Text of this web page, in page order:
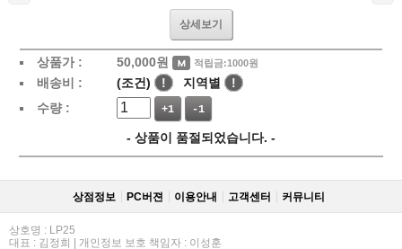
상세보기
상품가 : 50,000원 적립금:1000원
배송비 : (조건) ! 지역별
!
수량 :
+1 -1
- 상품이 품절되었습니다. -
상점정보 PC버젼 이용안내 고객센터 커뮤니티
상호명 : LP25
대표 : 김정희 | 개인정보 보호 책임자 : 이성훈